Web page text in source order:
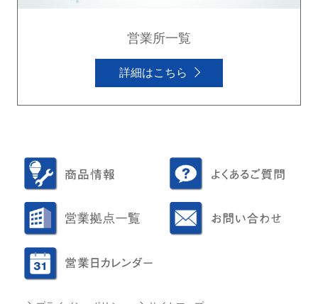
営業所一覧
詳細はこちら